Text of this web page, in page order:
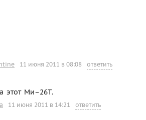
11 июня 2011 в 08:08 ответить
этот Ми–26Т.
11 июня 2011 в 14:21 ответить